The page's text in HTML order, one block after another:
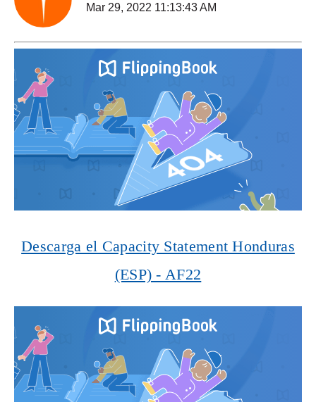
Mar 29, 2022 11:13:43 AM
Descarga el Capacity Statement Honduras
(ESP) - AF22